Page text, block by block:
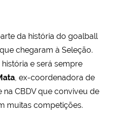
da história do goalball
chegaram à Seleção.
e será sempre
, ex-coordenadora de
CBDV que conviveu de
muitas competições.